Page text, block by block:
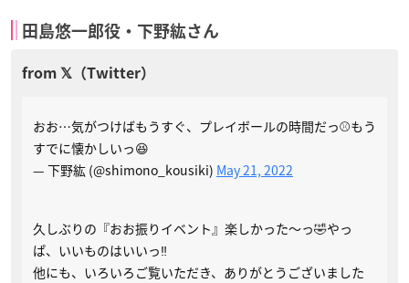
田島悠一郎役・下野紘さん
おお…気がつけばもうすぐ、プレイボールの時間だっ⚾️もう
すでに懐かしいっ😆
— 下野紘 (@shimono_kousiki) May 21, 2022
久しぶりの『おお振りイベント』楽しかった〜っ🤣やっ
ぱ、いいものはいいっ‼️
他にも、いろいろご覧いただき、ありがとうございました